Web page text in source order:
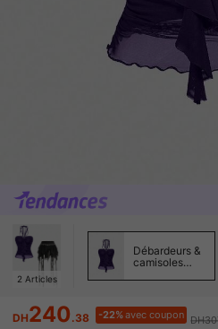
2 Articles
Débardeurs &
camisoles
DH240.38 -22%avec coupon